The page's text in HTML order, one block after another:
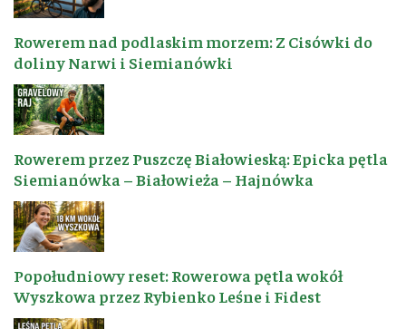
Rowerem nad podlaskim morzem: Z Cisówki do
doliny Narwi i Siemianówki
Rowerem przez Puszczę Białowieską: Epicka pętla
Siemianówka – Białowieża – Hajnówka
Popołudniowy reset: Rowerowa pętla wokół
Wyszkowa przez Rybienko Leśne i Fidest